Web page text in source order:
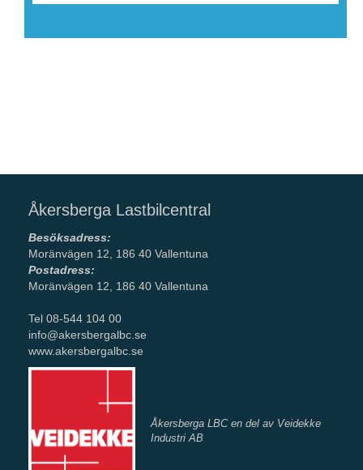
Åkersberga Lastbilcentral
Besöksadress:
Moränvägen 12, 186 40 Vallentuna
Postadress:
Moränvägen 12, 186 40 Vallentuna
Tel 08-544 104 00
info@akersbergalbc.se
www.akersbergalbc.se
Åkersberga LBC en del av Veidekke
Industri AB